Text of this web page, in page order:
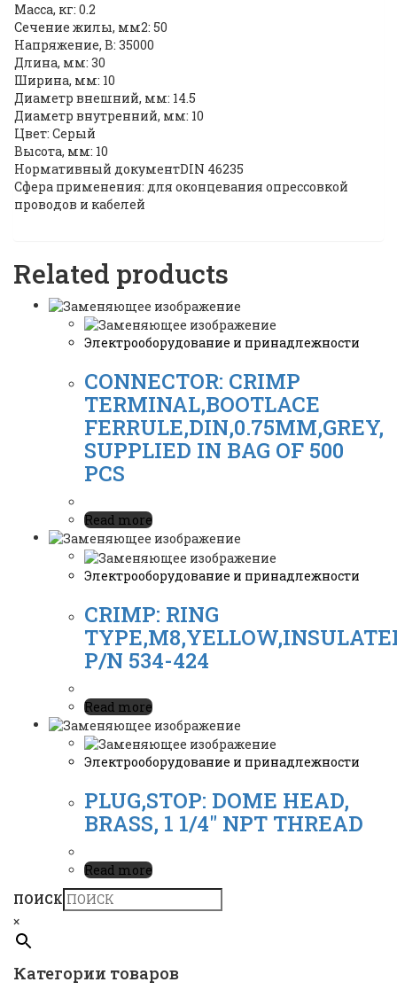
Масса, кг: 0.2
Сечение жилы, мм2: 50
Напряжение, В: 35000
Длина, мм: 30
Ширина, мм: 10
Диаметр внешний, мм: 14.5
Диаметр внутренний, мм: 10
Цвет: Серый
Высота, мм: 10
Нормативный документDIN 46235
Сфера применения: для оконцевания опрессовкой
проводов и кабелей
Related products
Электрооборудование и принадлежности
CONNECTOR: CRIMP
TERMINAL,BOOTLACE
FERRULE,DIN,0.75MM,GREY,
SUPPLIED IN BAG OF 500
PCS
Read more
Электрооборудование и принадлежности
CRIMP: RING
P/N 534-424
Read more
Электрооборудование и принадлежности
PLUG,STOP: DOME HEAD,
BRASS, 1 1/4″ NPT THREAD
Read more
ПОИСК
×
Категории товаров